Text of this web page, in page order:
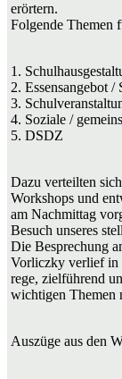
erörtern.
Folgende Themen
1.
2. Essensangebot /
3.
4. Soziale /
5. DSDZ
Dazu verteilten
Workshops und
am Nachmittag
Besuch unseres
Die Besprechung
Vorliczky verlief in
rege, zielführend
wichtigen Themen
Auszüge aus den